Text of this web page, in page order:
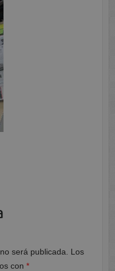
será publicada.
Los
con *